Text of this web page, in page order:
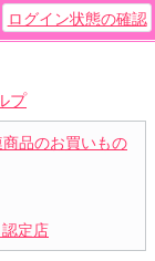
ログイン状態の確認
プ
品のお買いもの
定店